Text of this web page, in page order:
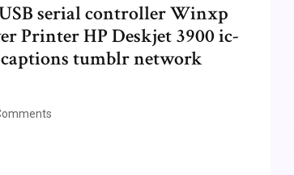
serial controller Winxp
Printer HP Deskjet 3900 ic-
tumblr network